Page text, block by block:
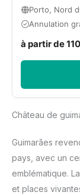
Porto, Nord
Annulation
à partir de
Château de
Guimarães
pays, avec un
emblématique.
et places